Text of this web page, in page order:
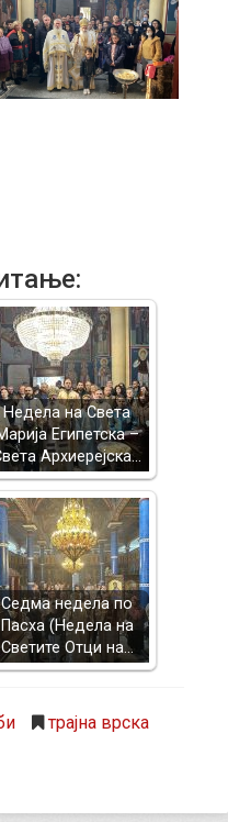
Недела на Света
Египетска –
Архиерејска…
Седма недела по
Пасха (Недела на
Светите Отци на…
трајна врска